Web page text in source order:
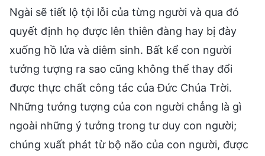
Ngài sẽ tiết lộ tội lỗi của từng người và qua đó
quyết định họ được lên thiên đàng hay bị đày
xuống hồ lửa và diêm sinh. Bất kể con người
tưởng tượng ra sao cũng không thể thay đổi
được thực chất công tác của Đức Chúa Trời.
Những tưởng tượng của con người chẳng là gì
ngoài những ý tưởng trong tư duy con người;
chúng xuất phát từ bộ não của con người, được